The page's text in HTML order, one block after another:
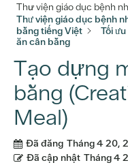
Thư viện giáo dục bệnh
Thư viện giáo dục bệnh
bằng tiếng Việt
Tối
ăn cân bằng
Tạo dựng
bằng
Meal)
Đã đăng Tháng 4 20,
Đã cập nhật Tháng 4